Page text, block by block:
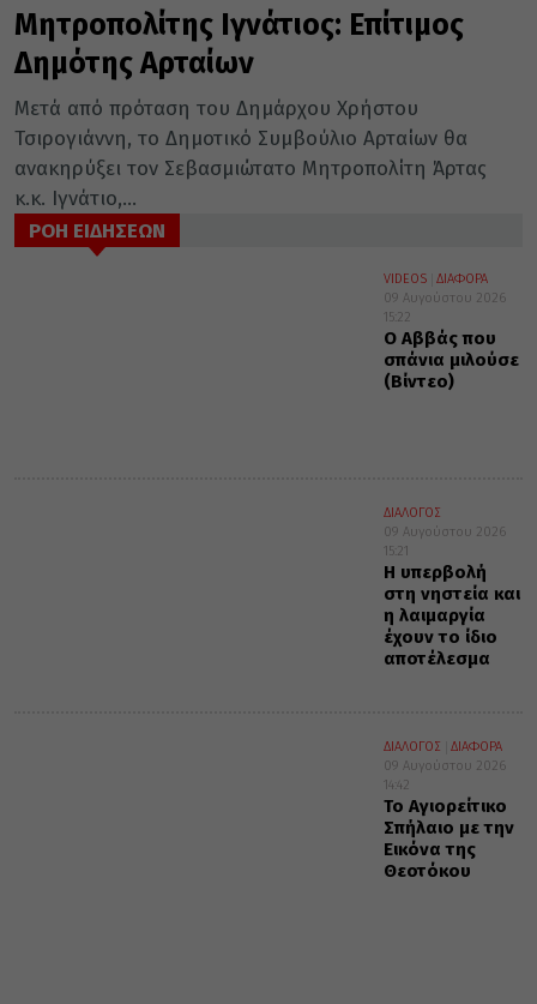
Μητροπολίτης Ιγνάτιος: Επίτιμος
Δημότης Αρταίων
Μετά από πρόταση του Δημάρχου Χρήστου
Τσιρογιάννη, το Δημοτικό Συμβούλιο Αρταίων θα
ανακηρύξει τον Σεβασμιώτατο Μητροπολίτη Άρτας
κ.κ. Ιγνάτιο,...
ΡΟΗ ΕΙΔΗΣΕΩΝ
VIDEOS
ΔΙΑΦΟΡΑ
09 Αυγούστου 2026
15:22
Ο Αββάς που
σπάνια μιλούσε
(Βίντεο)
ΔΙΑΛΟΓΟΣ
09 Αυγούστου 2026
15:21
Η υπερβολή
στη νηστεία και
η λαιμαργία
έχουν το ίδιο
αποτέλεσμα
ΔΙΑΛΟΓΟΣ
ΔΙΑΦΟΡΑ
09 Αυγούστου 2026
14:42
Το Αγιορείτικο
Σπήλαιο με την
Εικόνα της
Θεοτόκου